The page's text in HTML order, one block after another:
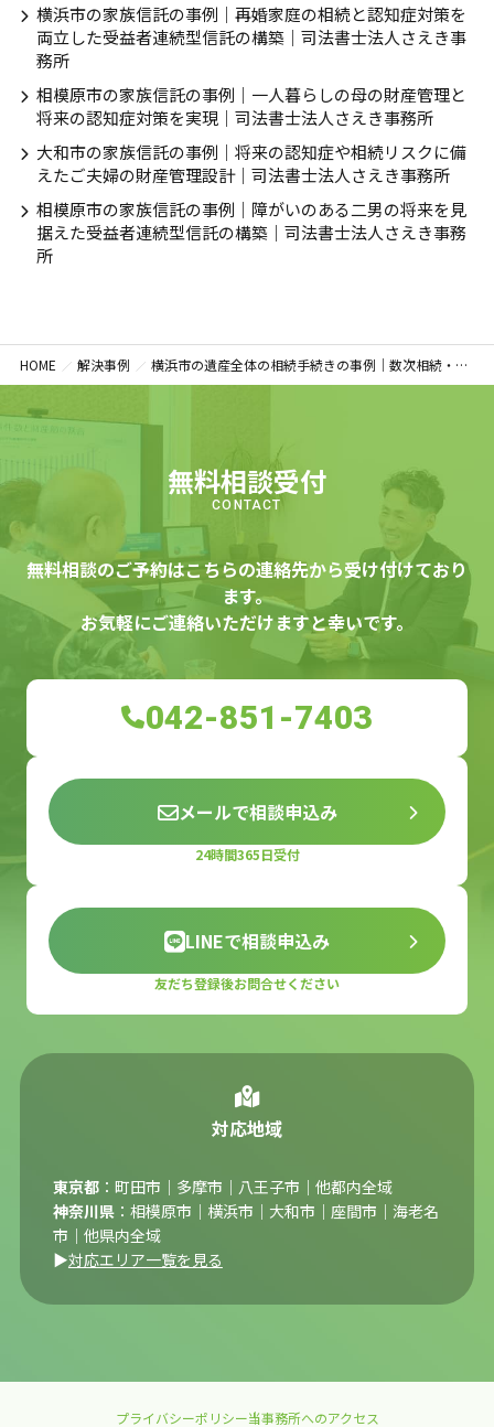
横浜市の家族信託の事例｜再婚家庭の相続と認知症対策を
両立した受益者連続型信託の構築｜司法書士法人さえき事
務所
相模原市の家族信託の事例｜一人暮らしの母の財産管理と
将来の認知症対策を実現｜司法書士法人さえき事務所
大和市の家族信託の事例｜将来の認知症や相続リスクに備
えたご夫婦の財産管理設計｜司法書士法人さえき事務所
相模原市の家族信託の事例｜障がいのある二男の将来を見
据えた受益者連続型信託の構築｜司法書士法人さえき事務
所
HOME 解決事例 横浜市の遺産全体の相続手続きの事例｜数次相続・代襲相続を含む複雑なケースをワンストップで完了｜司法書士法人さえき事務所
無料相談受付
CONTACT
無料相談のご予約はこちらの連絡先から受け付けており
ます。
お気軽にご連絡いただけますと幸いです。
042-851-7403
メールで相談申込み
24時間365日受付
LINEで相談申込み
友だち登録後お問合せください
対応地域
東京都：町田市｜多摩市｜八王子市｜他都内全域
神奈川県：相模原市｜横浜市｜大和市｜座間市｜海老名
市｜他県内全域
▶対応エリア一覧を見る
プライバシーポリシー当事務所へのアクセス